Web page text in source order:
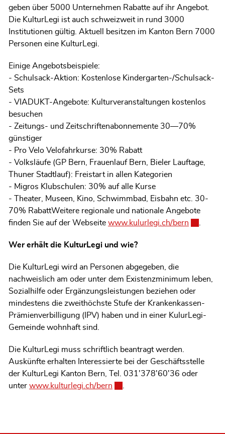
geben über 5000 Unternehmen Rabatte auf ihr Angebot.
Die KulturLegi ist auch schweizweit in rund 3000
Institutionen gültig. Aktuell besitzen im Kanton Bern 7000
Personen eine KulturLegi.
Einige Angebotsbeispiele:
- Schulsack-Aktion: Kostenlose Kindergarten-/Schulsack-
Sets
- VIADUKT-Angebote: Kulturveranstaltungen kostenlos
besuchen
- Zeitungs- und Zeitschriftenabonnemente 30—70%
günstiger
- Pro Velo Velofahrkurse: 30% Rabatt
- Volksläufe (GP Bern, Frauenlauf Bern, Bieler Lauftage,
Thuner Stadtlauf): Freistart in allen Kategorien
- Migros Klubschulen: 30% auf alle Kurse
- Theater, Museen, Kino, Schwimmbad, Eisbahn etc. 30-
70% RabattWeitere regionale und nationale Angebote
finden Sie auf der Webseite www.kulurlegi.ch/bern
Wer erhält die KulturLegi und wie?
Die KulturLegi wird an Personen abgegeben, die
nachweislich am oder unter dem Existenzminimum leben,
Sozialhilfe oder Ergänzungsleistungen beziehen oder
mindestens die zweithöchste Stufe der Krankenkassen-
Prämienverbilligung (IPV) haben und in einer KulurLegi-
Gemeinde wohnhaft sind.
Die KulturLegi muss schriftlich beantragt werden.
Auskünfte erhalten Interessierte bei der Geschäftsstelle
der KulturLegi Kanton Bern, Tel. 031'378'60'36 oder
unter www.kulturlegi.ch/bern